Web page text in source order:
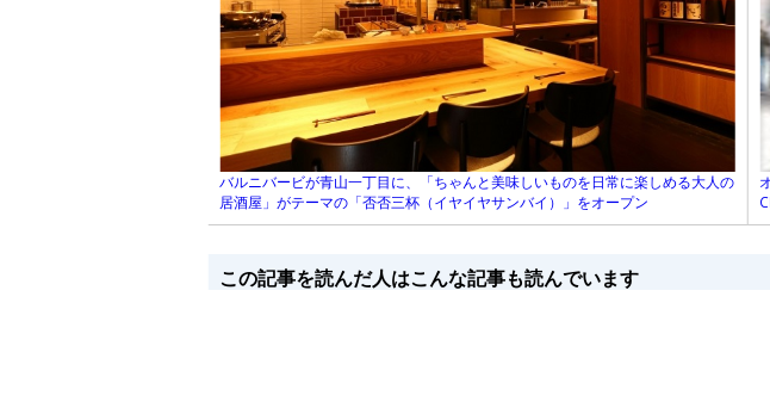
バルニバービが青山一丁目に、「ちゃんと美味しいものを日常に楽しめる大人の
居酒屋」がテーマの「否否三杯（イヤイヤサンバイ）」をオープン
この記事を読んだ人はこんな記事も読んでいます